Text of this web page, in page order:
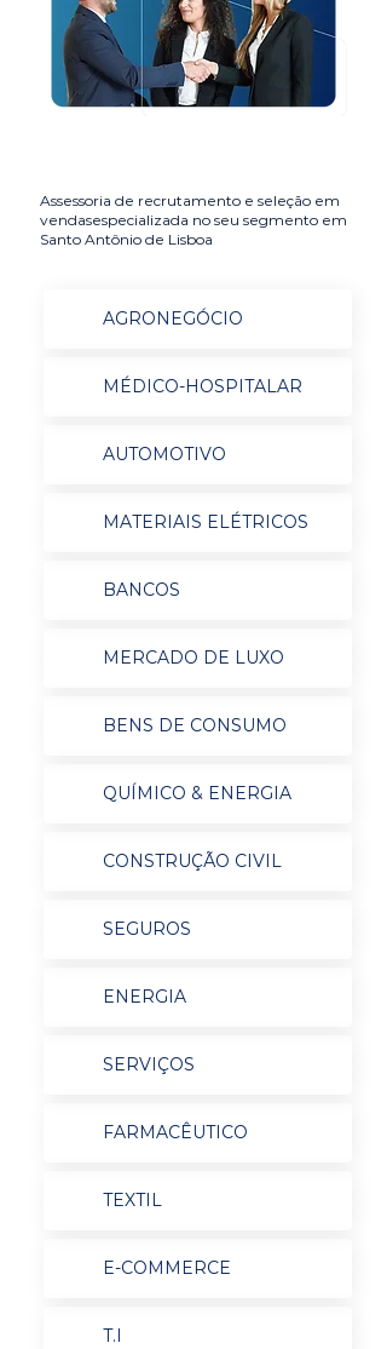
Assessoria de recrutamento e seleção em
vendasespecializada no seu segmento em
Santo Antônio de Lisboa
AGRONEGÓCIO
MÉDICO-HOSPITALAR
AUTOMOTIVO
MATERIAIS ELÉTRICOS
BANCOS
MERCADO DE LUXO
BENS DE CONSUMO
QUÍMICO & ENERGIA
CONSTRUÇÃO CIVIL
SEGUROS
ENERGIA
SERVIÇOS
FARMACÊUTICO
TEXTIL
E-COMMERCE
T.I